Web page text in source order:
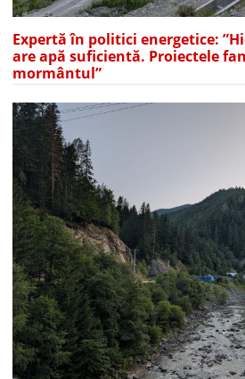
Expertă în politici energetice:
are apă suficientă. Proiectele
mormântul”